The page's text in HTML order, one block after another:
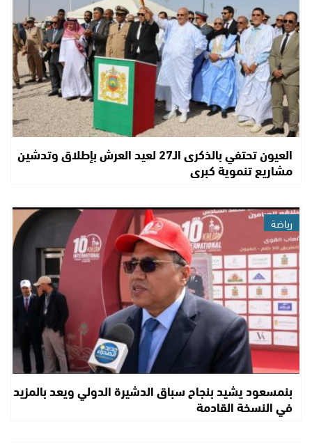
العيون تحتفي بالذكرى الـ27 لعيد العرش بإطلاق وتدشين
مشاريع تنموية كبرى
رياضة
بنمسعود يشيد بنجاح سباق الدشيرة الدولي ويعد بالمزيد
في النسخة القادمة